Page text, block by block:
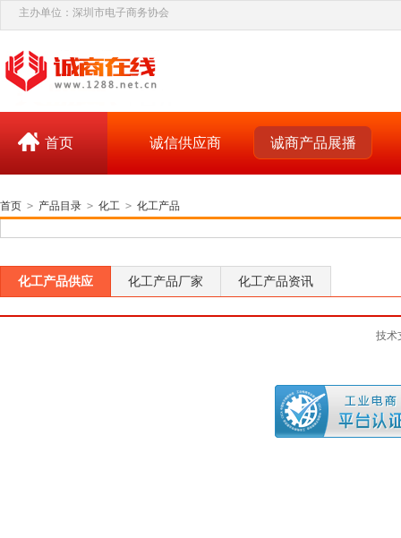
主办单位：深圳市电子商务协会
首页 诚信供应商 诚商产品展播
首页 > 产品目录 > 化工 > 化工产品
化工产品供应 化工产品厂家 化工产品资讯
技术